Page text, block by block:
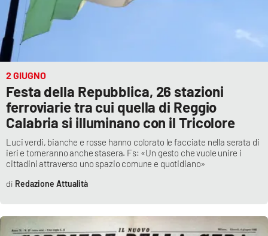
Lacapitalenews.it
Cosenzachannel.it
Ilvibonese.it
Catanzarochannel.it
APP
2 GIUGNO
Festa della Repubblica, 26 stazioni
ferroviarie tra cui quella di Reggio
Calabria si illuminano con il Tricolore
Luci verdi, bianche e rosse hanno colorato le facciate nella serata di
ieri e torneranno anche stasera. Fs: «Un gesto che vuole unire i
cittadini attraverso uno spazio comune e quotidiano»
Redazione Attualità